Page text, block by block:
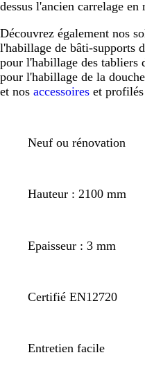
dessus l'ancien carrelage en
Découvrez également nos
l'habillage de bâti-supports
pour l'habillage des tabliers
pour l'habillage de la
et nos accessoires et
Neuf ou rénovation
Hauteur : 2100 mm
Epaisseur : 3 mm
Certifié EN12720
Entretien facile